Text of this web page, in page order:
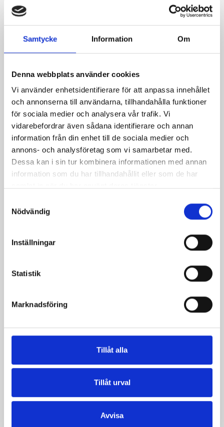
Samtycke Information Om
Denna webbplats använder cookies
Vi använder enhetsidentifierare för att anpassa innehållet
och annonserna till användarna, tillhandahålla funktioner
för sociala medier och analysera vår trafik. Vi
vidarebefordrar även sådana identifierare och annan
information från din enhet till de sociala medier och
annons- och analysföretag som vi samarbetar med.
Dessa kan i sin tur kombinera informationen med annan
information som du har tillhandahållit eller som de har
Nödvändig
Inställningar
Statistik
Marknadsföring
Tillåt alla
Tillåt urval
Avvisa
cheese frusen cheese cake
cheese cake saffran
cheese cake kesella
cheese cake västerbottensost
på
Facebook
på
Twitter
på
Pinterest
via
e-
post
ut
Bäst i test: Norrmejeriers laktosfria
Vi kan stolt konstatera att vår laktosfria Mellanmjölk
200 norrlänningar fick deltog vid provsmakningen. Vår
Läs mer